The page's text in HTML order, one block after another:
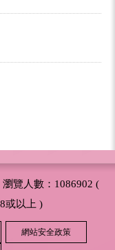
覽人數：1086902 (
或以上 )
網站安全政策